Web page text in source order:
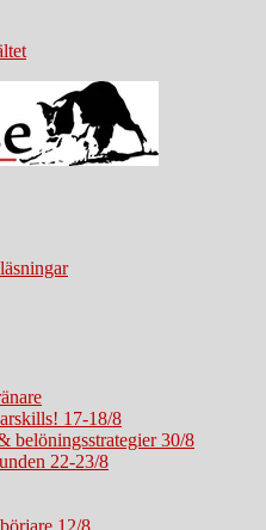
17-18/8
belöningsstrategier 30/8
22-23/8
12/8